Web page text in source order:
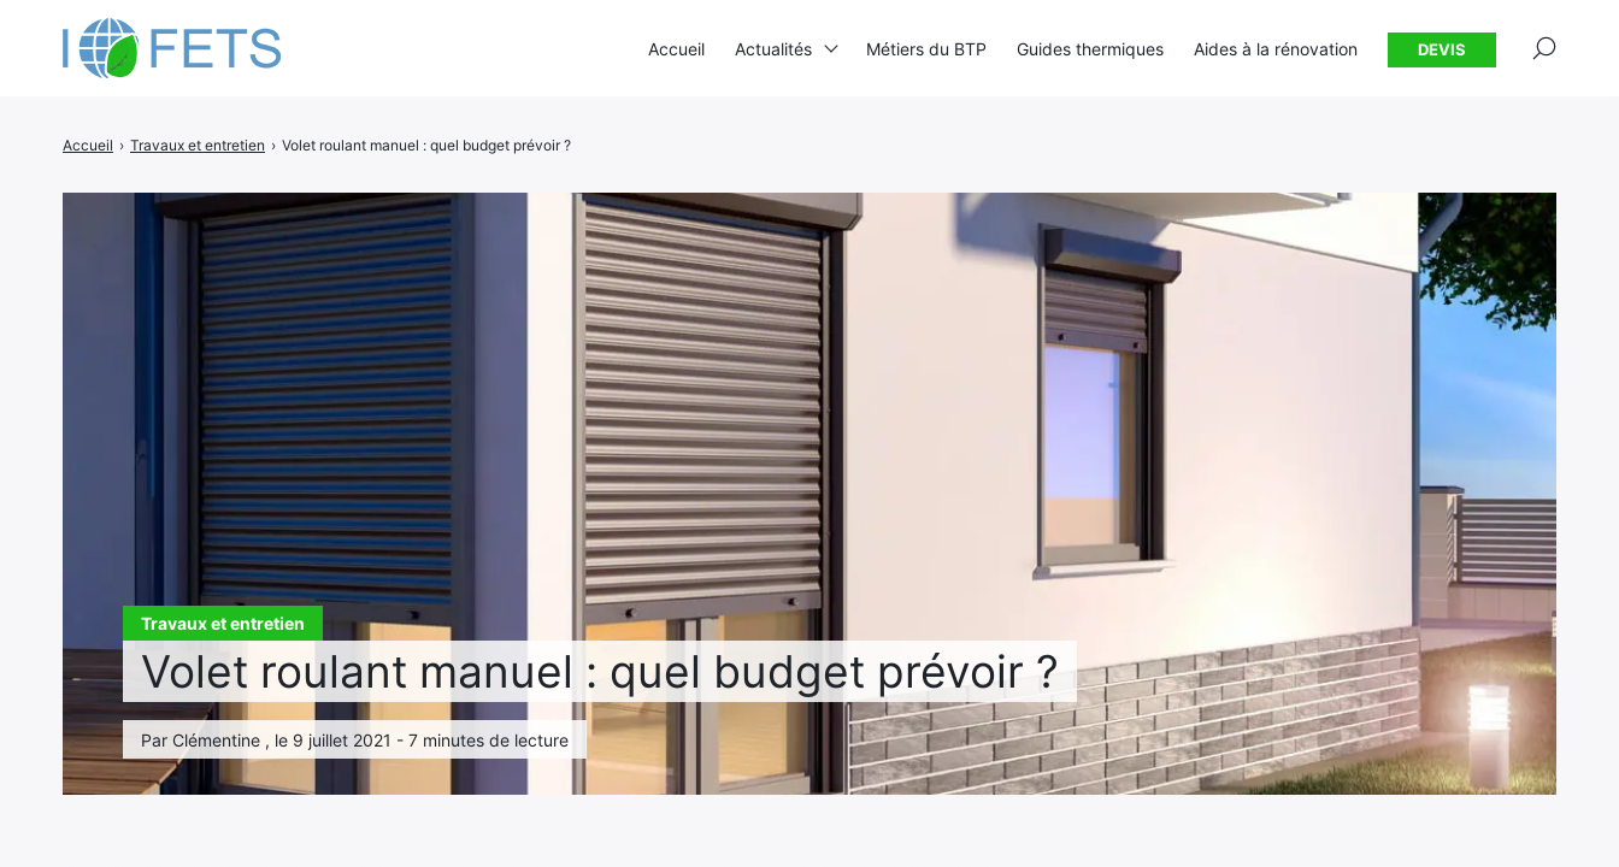
Travaux et entretien
Volet roulant manuel : quel budget prévoir ?
Par Clémentine , le 9 juillet 2021 - 7 minutes de lecture
Accueil › Travaux et entretien › Volet roulant manuel : quel budget prévoir ?
Accueil Actualités Métiers du BTP Guides thermiques Aides à la rénovation DEVIS
Rechercher